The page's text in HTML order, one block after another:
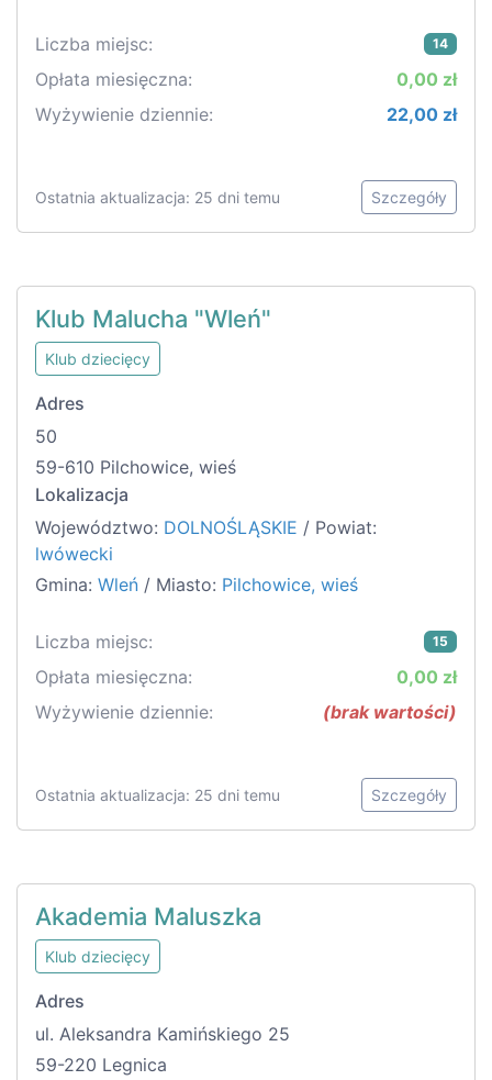
Liczba miejsc: 14
Opłata miesięczna:
0,00 zł
Wyżywienie dziennie:
22,00 zł
Ostatnia aktualizacja: 25 dni temu Szczegóły
Klub Malucha "Wleń"
Klub dziecięcy
Adres
50
59-610 Pilchowice, wieś
Lokalizacja
Województwo: DOLNOŚLĄSKIE / Powiat:
lwówecki
Gmina: Wleń / Miasto: Pilchowice, wieś
Liczba miejsc: 15
Opłata miesięczna:
0,00 zł
Wyżywienie dziennie:
(brak wartości)
Ostatnia aktualizacja: 25 dni temu Szczegóły
Akademia Maluszka
Klub dziecięcy
Adres
ul. Aleksandra Kamińskiego 25
59-220 Legnica